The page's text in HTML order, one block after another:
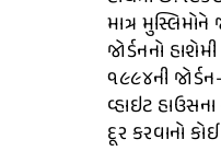
માત્ર
જોર્ડનનો
૧૯૯૪ની
વ્હાઇટ
દૂર કરવાનો